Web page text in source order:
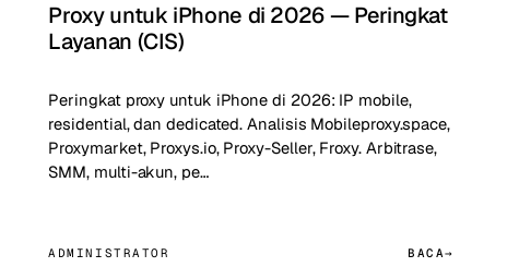
Proxy untuk iPhone di 2026 — Peringkat
Layanan (CIS)
Peringkat proxy untuk iPhone di 2026: IP mobile,
residential, dan dedicated. Analisis Mobileproxy.space,
Proxymarket, Proxys.io, Proxy-Seller, Froxy. Arbitrase,
SMM, multi-akun, pe…
ADMINISTRATOR BACA